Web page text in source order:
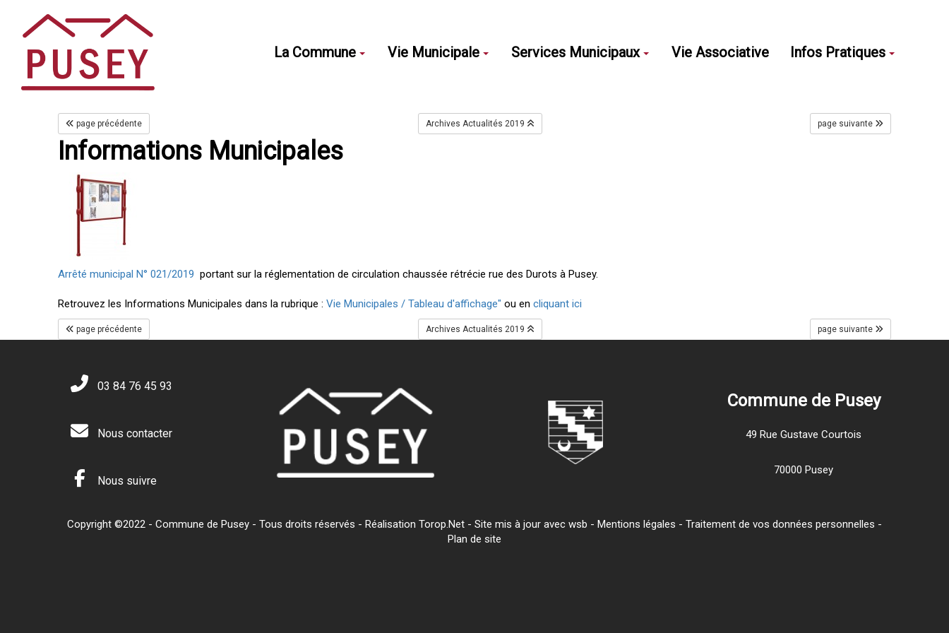
La Commune Vie Municipale Services Municipaux Vie Associative Infos Pratiques
page précédente Archives Actualités 2019 page suivante
Informations Municipales
Arrêté municipal N° 021/2019 portant sur la réglementation de circulation chaussée rétrécie rue des Durots à Pusey.
Retrouvez les Informations Municipales dans la rubrique :Vie Municipales / Tableau d'affichage"ou en cliquant ici
page précédente Archives Actualités 2019 page suivante
03 84 76 45 93
Nous contacter
Nous suivre
Commune de Pusey
49 Rue Gustave Courtois
70000 Pusey
Copyright ©2022 - Commune de Pusey - Tous droits réservés - Réalisation Torop.Net - Site mis à jour avec wsb - Mentions légales - Traitement de vos données personnelles -
Plan de site